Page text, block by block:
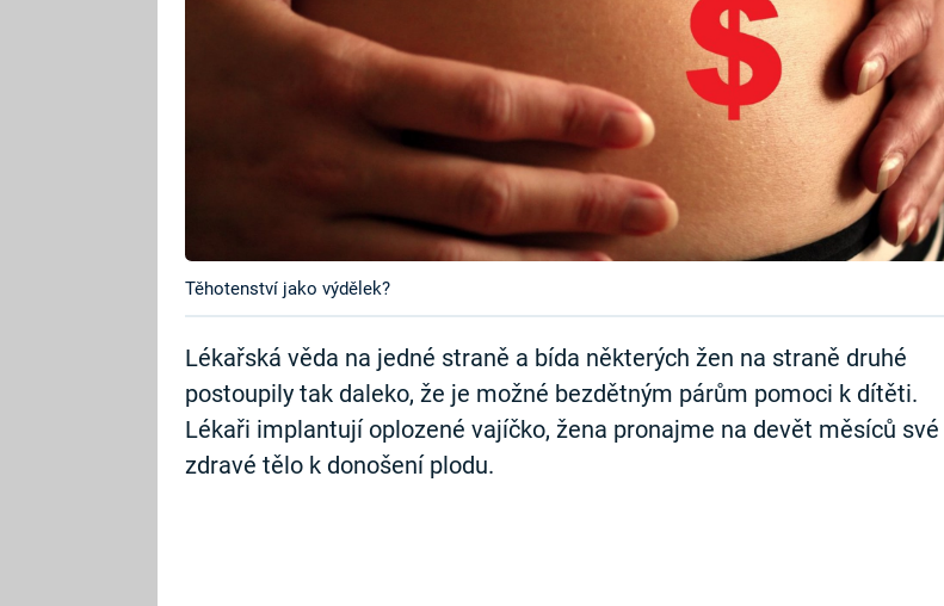
Těhotenství jako výdělek?
Lékařská věda na jedné straně a bída některých žen na straně druhé
postoupily tak daleko, že je možné bezdětným párům pomoci k dítěti.
Lékaři implantují oplozené vajíčko, žena pronajme na devět měsíců své
zdravé tělo k donošení plodu.